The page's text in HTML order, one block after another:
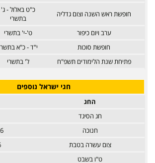
חופשת ראש השנה וצום גדליה
כ"ט באלול - ג'
בתשרי
ערב ויום כיפור ט'-י' בתשרי
חופשת סוכות
י"ד - כ"א
פתיחת שנת הלימודים תשפ"ח
ל' בתשרי
חגי ישראל נוספים
החג
חג הסיגד
חנוכה
צום עשרה בטבת
ט"ו בשבט